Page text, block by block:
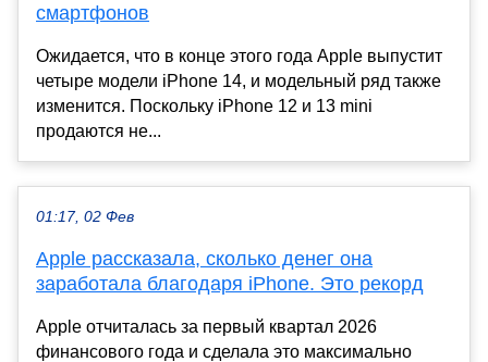
смартфонов
Ожидается, что в конце этого года Apple выпустит
четыре модели iPhone 14, и модельный ряд также
изменится. Поскольку iPhone 12 и 13 mini
продаются не...
01:17, 02 Фев
Apple рассказала, сколько денег она
заработала благодаря iPhone. Это рекорд
Apple отчиталась за первый квартал 2026
финансового года и сделала это максимально